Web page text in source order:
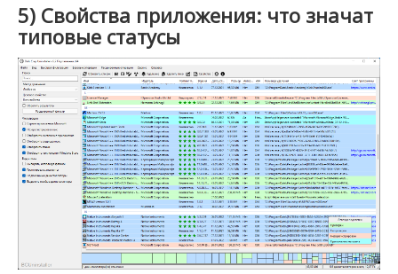
5) Свойства приложения: что значат
типовые статусы